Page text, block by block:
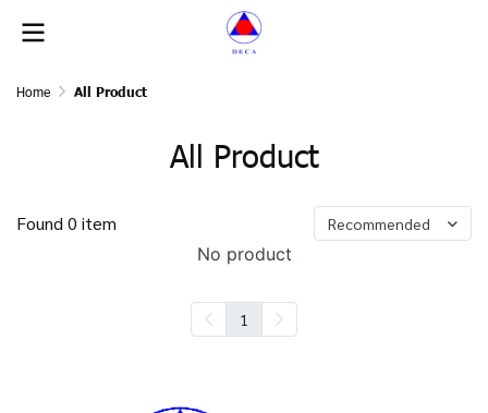
Home All Product
All Product
Found 0 item Recommended
No product
1